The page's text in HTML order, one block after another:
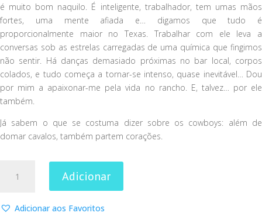
é muito bom naquilo. É inteligente, trabalhador, tem umas mãos
fortes, uma mente afiada e… digamos que tudo é
proporcionalmente maior no Texas. Trabalhar com ele leva a
conversas sob as estrelas carregadas de uma química que fingimos
não sentir. Há danças demasiado próximas no bar local, corpos
colados, e tudo começa a tornar-se intenso, quase inevitável… Dou
por mim a apaixonar-me pela vida no rancho. E, talvez… por ele
também.
Já sabem o que se costuma dizer sobre os cowboys: além de
domar cavalos, também partem corações.
Adicionar
Adicionar aos Favoritos